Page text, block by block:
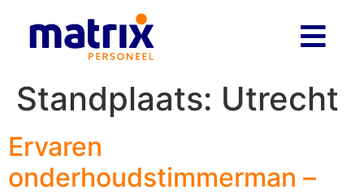
Standplaats: Utrecht
Ervaren
onderhoudstimmerman –